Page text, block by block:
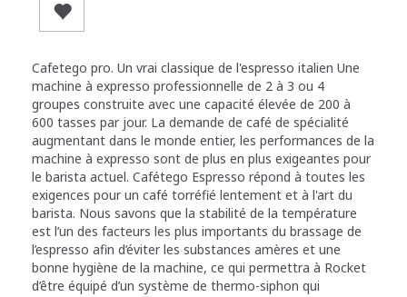
Cafetego pro. Un vrai classique de l'espresso italien Une
machine à expresso professionnelle de 2 à 3 ou 4
groupes construite avec une capacité élevée de 200 à
600 tasses par jour. La demande de café de spécialité
augmentant dans le monde entier, les performances de la
machine à expresso sont de plus en plus exigeantes pour
le barista actuel. Cafétego Espresso répond à toutes les
exigences pour un café torréfié lentement et à l'art du
barista. Nous savons que la stabilité de la température
est l’un des facteurs les plus importants du brassage de
l’espresso afin d’éviter les substances amères et une
bonne hygiène de la machine, ce qui permettra à Rocket
d’être équipé d’un système de thermo-siphon qui